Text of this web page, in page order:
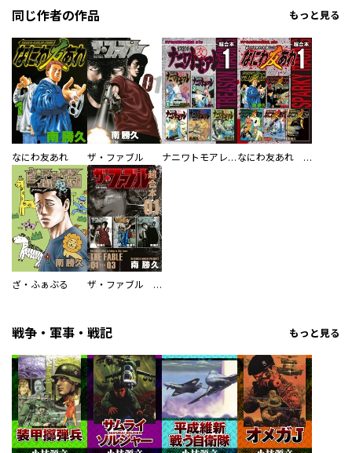
同じ作者の作品 もっと見る
なにわ友あれ ザ・ファブル ナニワトモアレ 超合本版 なにわ友あれ 超合本版
ざ・ふぁぶる ザ・ファブル 超合本版
戦争・軍事・戦記 もっと見る